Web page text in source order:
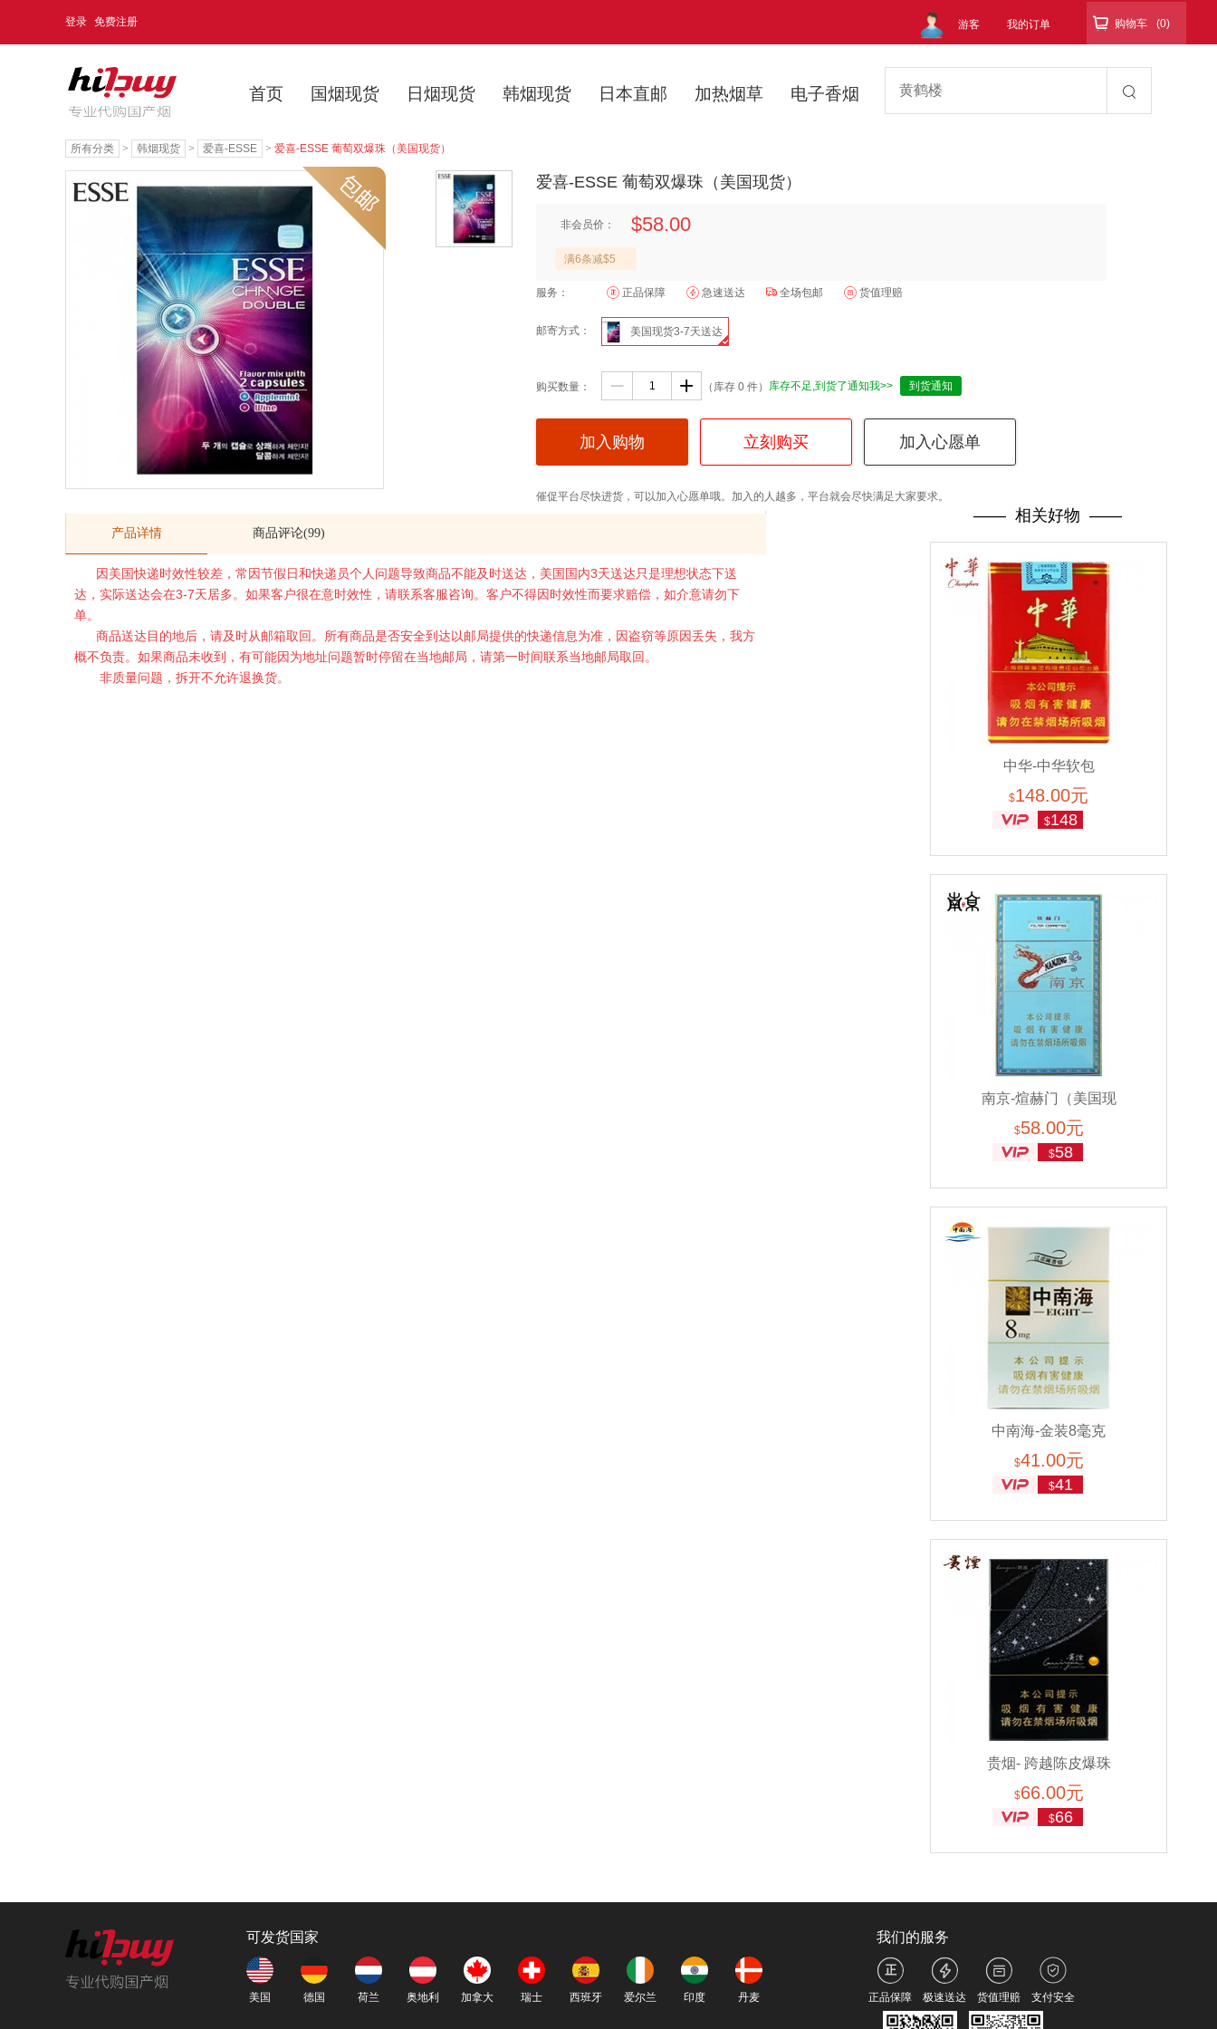
登录 免费注册 游客 我的订单  购物车 (0)
首页 国烟现货 日烟现货 韩烟现货 日本直邮 加热烟草 电子香烟
所有分类 > 韩烟现货 > 爱喜-ESSE > 爱喜-ESSE 葡萄双爆珠（美国现货）
爱喜-ESSE 葡萄双爆珠（美国现货）
非会员价： $58.00
满6条减$5
服务： 正品保障 急速送达  全场包邮 货值理赔
邮寄方式： 美国现货3-7天送达
购买数量：   （库存 0 件） 库存不足,到货了通知我>> 到货通知
加入购物
立刻购买 加入心愿单
催促平台尽快进货，可以加入心愿单哦。加入的人越多，平台就会尽快满足大家要求。
—— 相关好物 ——
中华-中华软包
329（美国现货）
$148.00元
$148
南京-煊赫门（美国现
货）
$58.00元
$58
中南海-金装8毫克
（美国现货）
$41.00元
$41
贵烟- 跨越陈皮爆珠
细支（美国现货）
$66.00元
$66
产品详情 商品评论(99)
因美国快递时效性较差，常因节假日和快递员个人问题导致商品不能及时送达，美国国内3天送达只是理想状态下送
达，实际送达会在3-7天居多。如果客户很在意时效性，请联系客服咨询。客户不得因时效性而要求赔偿，如介意请勿下
单。
商品送达目的地后，请及时从邮箱取回。所有商品是否安全到达以邮局提供的快递信息为准，因盗窃等原因丢失，我方
概不负责。如果商品未收到，有可能因为地址问题暂时停留在当地邮局，请第一时间联系当地邮局取回。
非质量问题，拆开不允许退换货。
可发货国家
美国 德国 荷兰 奥地利 加拿大 瑞士 西班牙 爱尔兰 印度 丹麦
我们的服务
正品保障 极速送达 货值理赔 支付安全